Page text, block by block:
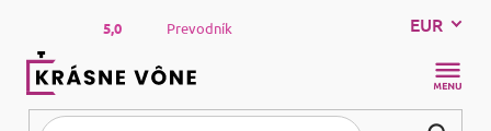
obsah
5,0 Prevodník EUR